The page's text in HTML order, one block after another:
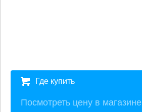
Где купить
Посмотреть цену в магазине